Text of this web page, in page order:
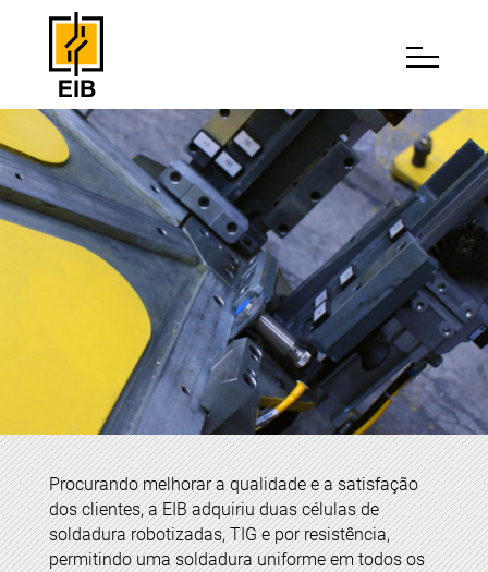
Procurando melhorar a qualidade e a satisfação
dos clientes, a EIB adquiriu duas células de
soldadura robotizadas, TIG e por resistência,
permitindo uma soldadura uniforme em todos os